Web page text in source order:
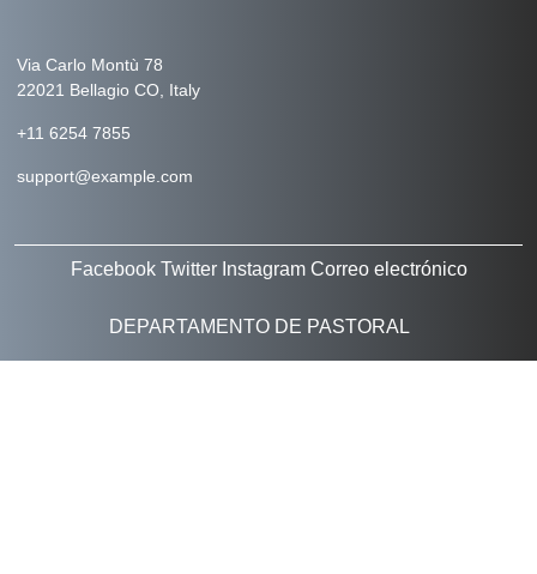
Via Carlo Montù 78
22021 Bellagio CO, Italy
+11 6254 7855
support@example.com
Facebook Twitter Instagram Correo electrónico
DEPARTAMENTO DE PASTORAL